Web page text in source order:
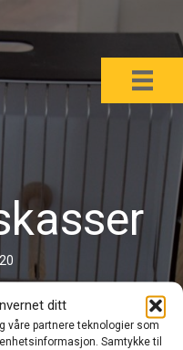
ditt
våre partnere teknologier som
Samtykke til